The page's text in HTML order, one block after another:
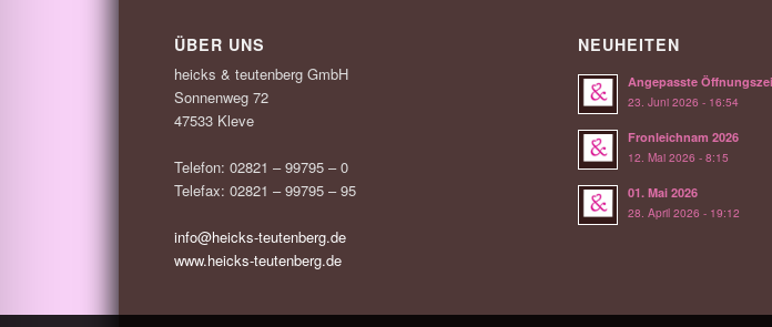
ÜBER UNS
heicks & teutenberg GmbH
Sonnenweg 72
47533 Kleve
Telefon: 02821 – 99795 – 0
Telefax: 02821 – 99795 – 95
info@heicks-teutenberg.de
www.heicks-teutenberg.de
NEUHEITEN
Angepasste
23. Juni 2026 - 16:54
Fronleichnam 2026
12. Mai 2026 - 8:15
01. Mai 2026
28. April 2026 - 19:12